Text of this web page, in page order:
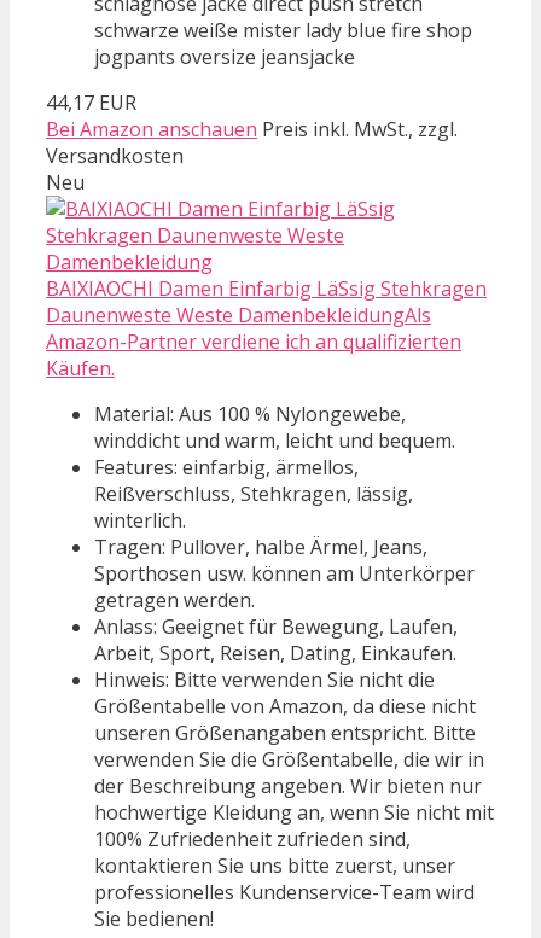
schwarze weiße mister lady blue fire shop
jogpants oversize jeansjacke
44,17 EUR
Bei Amazon anschauen Preis inkl. MwSt., zzgl.
Versandkosten
Neu
BAIXIAOCHI Damen Einfarbig LäSsig Stehkragen
Daunenweste Weste DamenbekleidungAls
Amazon-Partner verdiene ich an qualifizierten
Käufen.
Material: Aus 100 % Nylongewebe,
winddicht und warm, leicht und bequem.
Features: einfarbig, ärmellos,
Reißverschluss, Stehkragen, lässig,
winterlich.
Tragen: Pullover, halbe Ärmel, Jeans,
Sporthosen usw. können am Unterkörper
getragen werden.
Anlass: Geeignet für Bewegung, Laufen,
Arbeit, Sport, Reisen, Dating, Einkaufen.
Hinweis: Bitte verwenden Sie nicht die
Größentabelle von Amazon, da diese nicht
unseren Größenangaben entspricht. Bitte
verwenden Sie die Größentabelle, die wir in
der Beschreibung angeben. Wir bieten nur
hochwertige Kleidung an, wenn Sie nicht mit
100% Zufriedenheit zufrieden sind,
kontaktieren Sie uns bitte zuerst, unser
professionelles Kundenservice-Team wird
Sie bedienen!